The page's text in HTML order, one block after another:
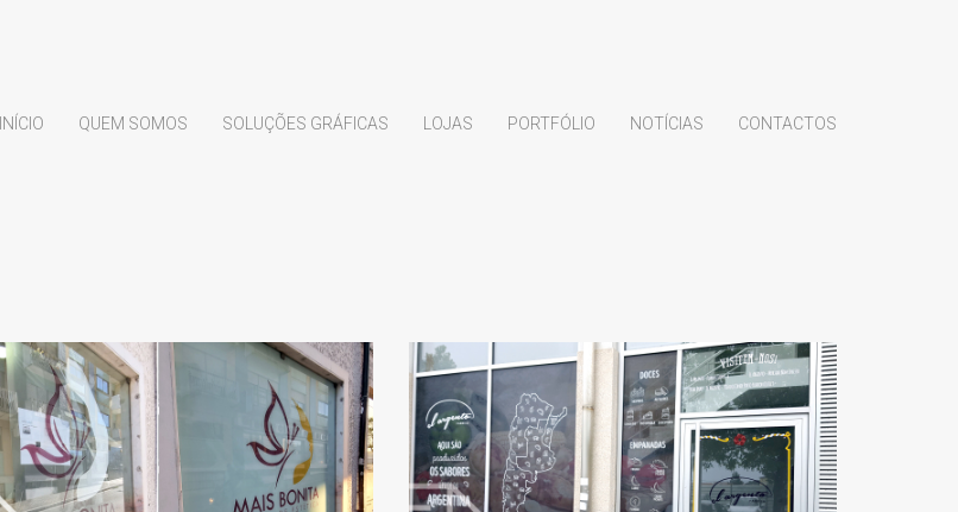
INÍCIO QUEM SOMOS SOLUÇÕES GRÁFICAS LOJAS PORTFÓLIO NOTÍCIAS CONTACTOS
MAIS BONITA –
ESTÉTICA
EL ARGENTO –
RESTAURANTE